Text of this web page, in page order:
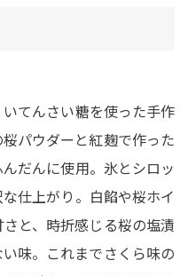
てんさい糖を使った手作
パウダーと紅麹で作った
だんに使用。氷とシロッ
仕上がり。白餡や桜ホイ
と、時折感じる桜の塩漬
味。これまでさくら味の